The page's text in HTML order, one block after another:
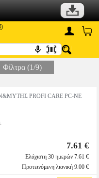
Φίλτρα (1/9)
PROFI CARE PC-NE
7.61 €
Ελάχιστη 30 ημερών 7.61 €
Προτεινόμενη λιανική 9.00 €